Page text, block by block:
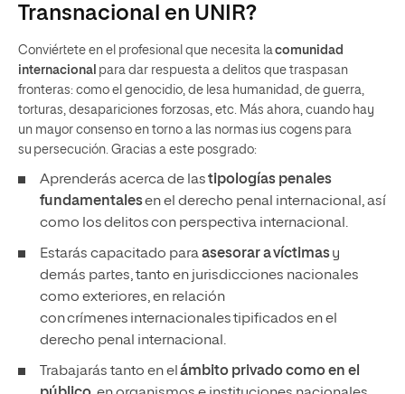
Transnacional en UNIR?
Conviértete en el profesional que necesita lacomunidad
internacional para dar respuesta a delitos que traspasan
fronteras: como el genocidio, de lesa humanidad, de guerra,
torturas, desapariciones forzosas, etc. Más ahora, cuando hay
un mayor consenso en torno a las normas ius cogens para
su persecución. Gracias a este posgrado:
Aprenderás acerca de lastipologías penales
fundamentalesen el derecho penal internacional, así
como los delitos con perspectiva internacional.
Estarás capacitado paraasesorar a víctimasy
demás partes, tanto en jurisdicciones nacionales
como exteriores, en relación
con crímenes internacionales tipificados en el
derecho penal internacional.
Trabajarás tanto en el ámbito privado como en el